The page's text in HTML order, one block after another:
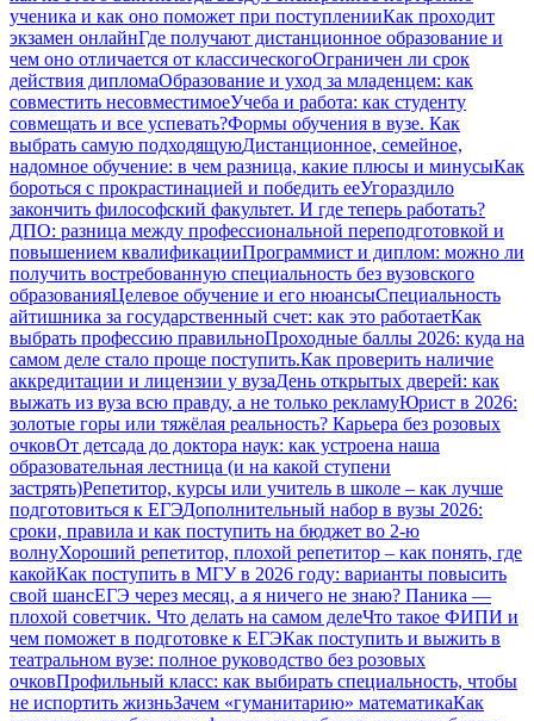
ученика и как оно поможет при поступленииКак проходит
экзамен онлайнГде получают дистанционное образование и
чем оно отличается от классическогоОграничен ли срок
действия дипломаОбразование и уход за младенцем: как
совместить несовместимоеУчеба и работа: как студенту
совмещать и все успевать?Формы обучения в вузе. Как
выбрать самую подходящуюДистанционное, семейное,
надомное обучение: в чем разница, какие плюсы и минусыКак
бороться с прокрастинацией и победить ееУгораздило
закончить философский факультет. И где теперь работать?
ДПО: разница между профессиональной переподготовкой и
повышением квалификацииПрограммист и диплом: можно ли
получить востребованную специальность без вузовского
образованияЦелевое обучение и его нюансыСпециальность
айтишника за государственный счет: как это работаетКак
выбрать профессию правильноПроходные баллы 2026: куда на
самом деле стало проще поступить.Как проверить наличие
аккредитации и лицензии у вузаДень открытых дверей: как
выжать из вуза всю правду, а не только рекламуЮрист в 2026:
золотые горы или тяжёлая реальность? Карьера без розовых
очковОт детсада до доктора наук: как устроена наша
образовательная лестница (и на какой ступени
застрять)Репетитор, курсы или учитель в школе – как лучше
подготовиться к ЕГЭДополнительный набор в вузы 2026:
сроки, правила и как поступить на бюджет во 2‑ю
волнуХороший репетитор, плохой репетитор – как понять, где
какойКак поступить в МГУ в 2026 году: варианты повысить
свой шансЕГЭ через месяц, а я ничего не знаю? Паника —
плохой советчик. Что делать на самом делеЧто такое ФИПИ и
чем поможет в подготовке к ЕГЭКак поступить и выжить в
театральном вузе: полное руководство без розовых
очковПрофильный класс: как выбирать специальность, чтобы
не испортить жизньЗачем «гуманитарию» математикаКак